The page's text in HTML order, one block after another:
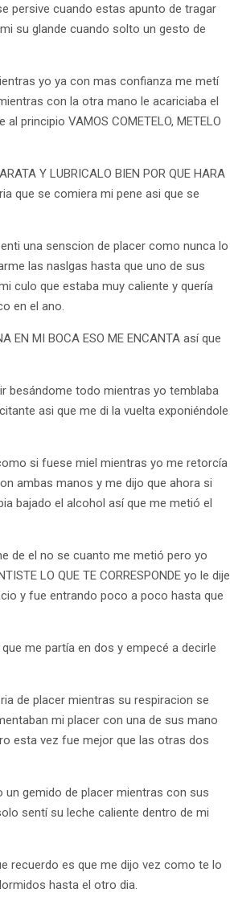
persive cuando estas apunto de tragar
su glande cuando solto un gesto de
yo ya con mas confianza me metí
con la otra mano le acariciaba el
principio VAMOS COMETELO, METELO
Y LUBRICALO BIEN POR QUE HARA
que se comiera mi pene asi que se
una senscion de placer como nunca lo
las naslgas hasta que uno de sus
culo que estaba muy caliente y quería
en el ano.
MI BOCA ESO ME ENCANTA así que
besándome todo mientras yo temblaba
asi que me di la vuelta exponiéndole
si fuese miel mientras yo me retorcía
ambas manos y me dijo que ahora si
bajado el alcohol así que me metió el
de el no se cuanto me metió pero yo
LO QUE TE CORRESPONDE yo le dije
y fue entrando poco a poco hasta que
me partía en dos y empecé a decirle
de placer mientras su respiracion se
mi placer con una de sus mano
esta vez fue mejor que las otras dos
un gemido de placer mientras con sus
sentí su leche caliente dentro de mi
recuerdo es que me dijo vez como te lo
hasta el otro dia.